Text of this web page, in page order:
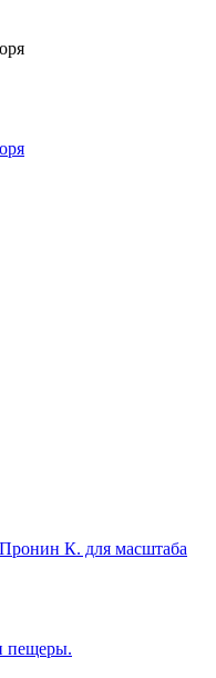
Пронин К. для масштаба
пещеры.